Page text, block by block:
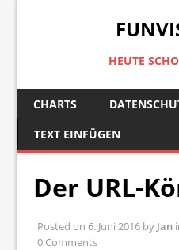
HEUTE
CHARTS
TEXT EINFÜGEN
Der URL-
Posted on 6. Juni 2016 by Jan
0 Comments